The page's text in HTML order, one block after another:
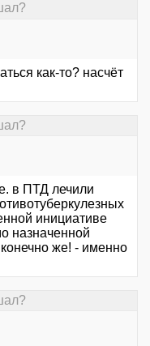
как-то? насчёт
в ПТД лечили
инициативе
назначенной
же! - именно